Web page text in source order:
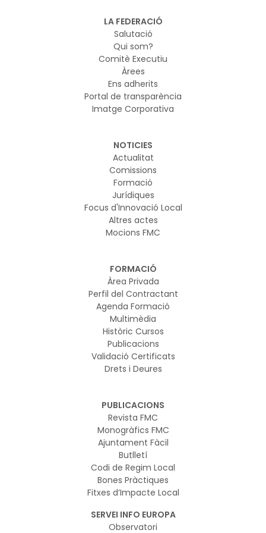
LA FEDERACIÓ
Salutació
Qui som?
Comitè Executiu
Àrees
Ens adherits
Portal de transparència
Imatge Corporativa
NOTICIES
Actualitat
Comissions
Formació
Jurídiques
Focus d'Innovació Local
Altres actes
Mocions FMC
FORMACIÓ
Àrea Privada
Perfil del Contractant
Agenda Formació
Multimèdia
Històric Cursos
Publicacions
Validació Certificats
Drets i Deures
PUBLICACIONS
Revista FMC
Monogràfics FMC
Ajuntament Fàcil
Butlletí
Codi de Regim Local
Bones Pràctiques
Fitxes d’Impacte Local
SERVEI INFO EUROPA
Observatori